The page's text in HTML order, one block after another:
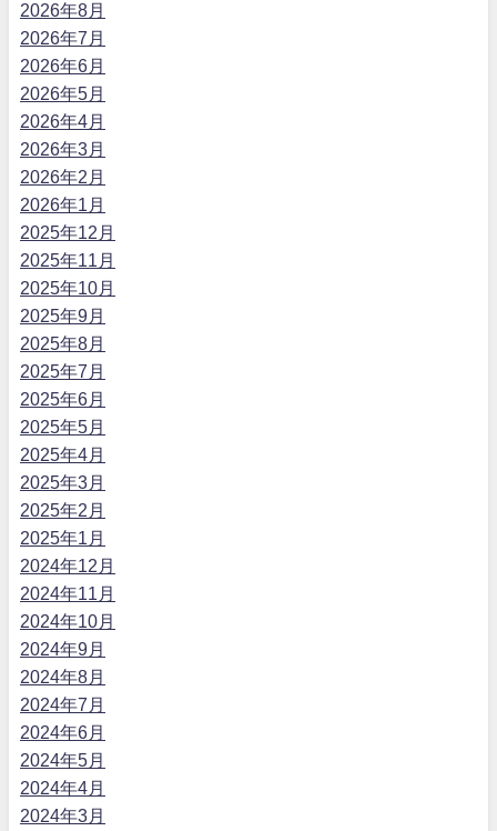
2026年8月
2026年7月
2026年6月
2026年5月
2026年4月
2026年3月
2026年2月
2026年1月
2025年12月
2025年11月
2025年10月
2025年9月
2025年8月
2025年7月
2025年6月
2025年5月
2025年4月
2025年3月
2025年2月
2025年1月
2024年12月
2024年11月
2024年10月
2024年9月
2024年8月
2024年7月
2024年6月
2024年5月
2024年4月
2024年3月